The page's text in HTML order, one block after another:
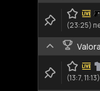
(23:25)
(13:7,